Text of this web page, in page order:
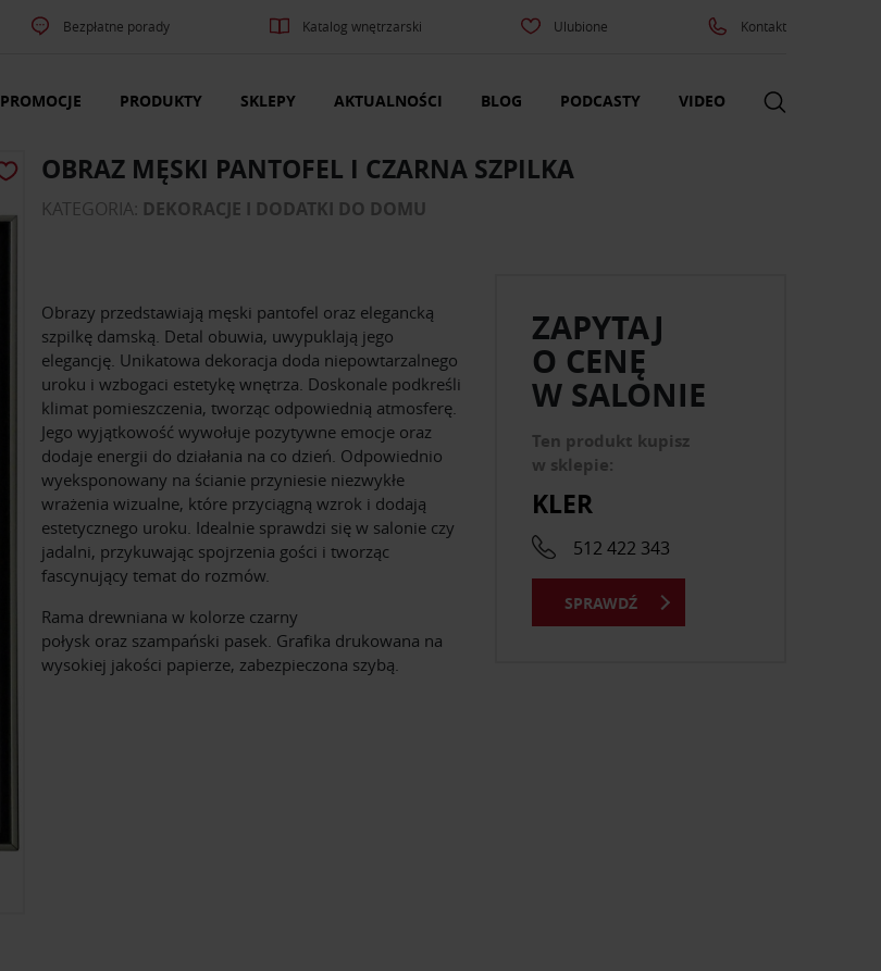
Bezpłatne porady Katalog wnętrzarski Ulubione Kontakt
PROMOCJE PRODUKTY SKLEPY AKTUALNOŚCI BLOG PODCASTY VIDEO
OBRAZ MĘSKI PANTOFEL I CZARNA SZPILKA
KATEGORIA: DEKORACJE I DODATKI DO DOMU
Obrazy przedstawiają męski pantofel oraz elegancką
szpilkę damską. Detal obuwia, uwypuklają jego
elegancję. Unikatowa dekoracja doda niepowtarzalnego
uroku i wzbogaci estetykę wnętrza. Doskonale podkreśli
klimat pomieszczenia, tworząc odpowiednią atmosferę.
Jego wyjątkowość wywołuje pozytywne emocje oraz
dodaje energii do działania na co dzień. Odpowiednio
wyeksponowany na ścianie przyniesie niezwykłe
wrażenia wizualne, które przyciągną wzrok i dodają
estetycznego uroku. Idealnie sprawdzi się w salonie czy
jadalni, przykuwając spojrzenia gości i tworząc
fascynujący temat do rozmów.
Rama drewniana w kolorze czarny
połysk oraz szampański pasek. Grafika drukowana na
wysokiej jakości papierze, zabezpieczona szybą.
ZAPYTAJ
O CENĘ
W SALONIE
Ten produkt kupisz
w sklepie:
KLER
512 422 343
SPRAWDŹ